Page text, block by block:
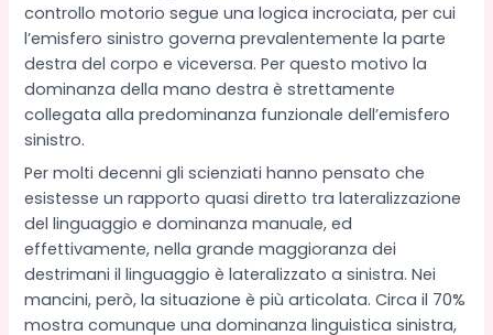
controllo motorio segue una logica incrociata, per cui
l’emisfero sinistro governa prevalentemente la parte
destra del corpo e viceversa. Per questo motivo la
dominanza della mano destra è strettamente
collegata alla predominanza funzionale dell’emisfero
sinistro.
Per molti decenni gli scienziati hanno pensato che
esistesse un rapporto quasi diretto tra lateralizzazione
del linguaggio e dominanza manuale, ed
effettivamente, nella grande maggioranza dei
destrimani il linguaggio è lateralizzato a sinistra. Nei
mancini, però, la situazione è più articolata. Circa il 70%
mostra comunque una dominanza linguistica sinistra,